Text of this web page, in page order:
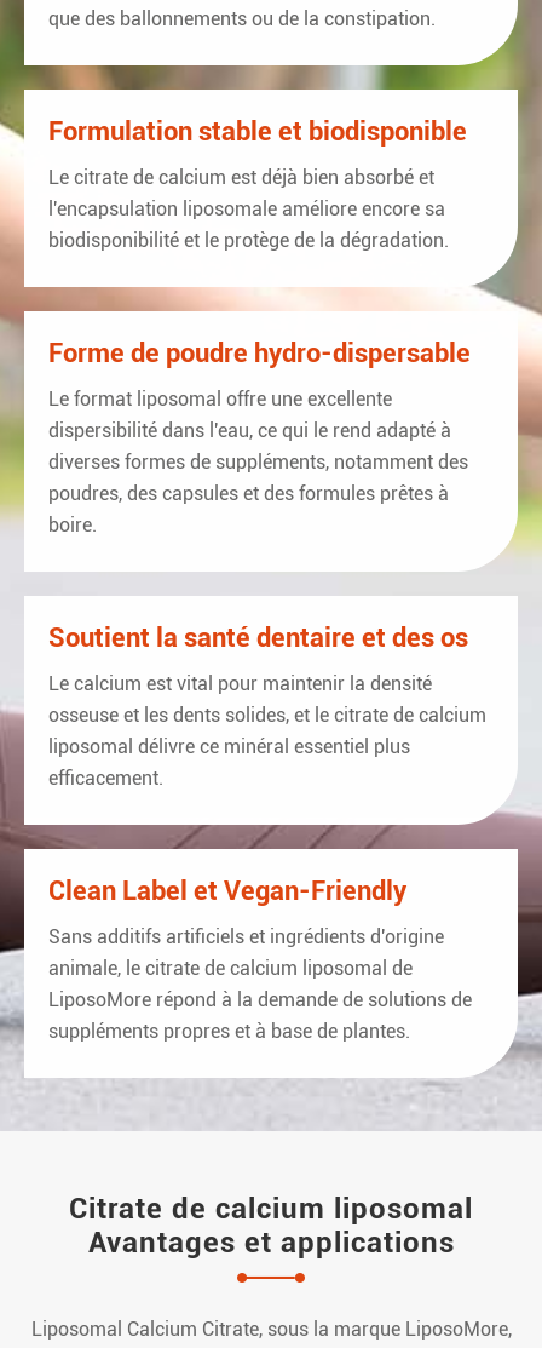
que des ballonnements ou de la constipation.
Formulation stable et biodisponible
Le citrate de calcium est déjà bien absorbé et
l'encapsulation liposomale améliore encore sa
biodisponibilité et le protège de la dégradation.
Forme de poudre hydro-dispersable
Le format liposomal offre une excellente
dispersibilité dans l'eau, ce qui le rend adapté à
diverses formes de suppléments, notamment des
poudres, des capsules et des formules prêtes à
boire.
Soutient la santé dentaire et des os
Le calcium est vital pour maintenir la densité
osseuse et les dents solides, et le citrate de calcium
liposomal délivre ce minéral essentiel plus
efficacement.
Clean Label et Vegan-Friendly
Sans additifs artificiels et ingrédients d'origine
animale, le citrate de calcium liposomal de
LiposoMore répond à la demande de solutions de
suppléments propres et à base de plantes.
Citrate de calcium liposomal
Avantages et applications
Liposomal Calcium Citrate, sous la marque LiposoMore,